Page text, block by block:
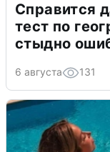
Справится
тест по
стыдно
6 августа 131